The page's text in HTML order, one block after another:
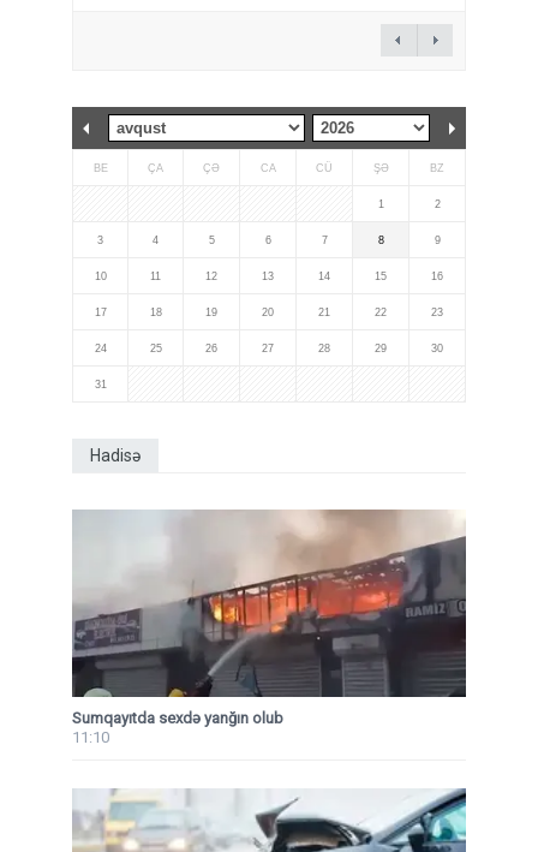
BE ÇA ÇƏ CA CÜ ŞƏ BZ
1 2
3 4 5 6 7 8 9
10 11 12 13 14 15 16
17 18 19 20 21 22 23
24 25 26 27 28 29 30
31
Hadisə
Sumqayıtda sexdə yanğın olub
11:10